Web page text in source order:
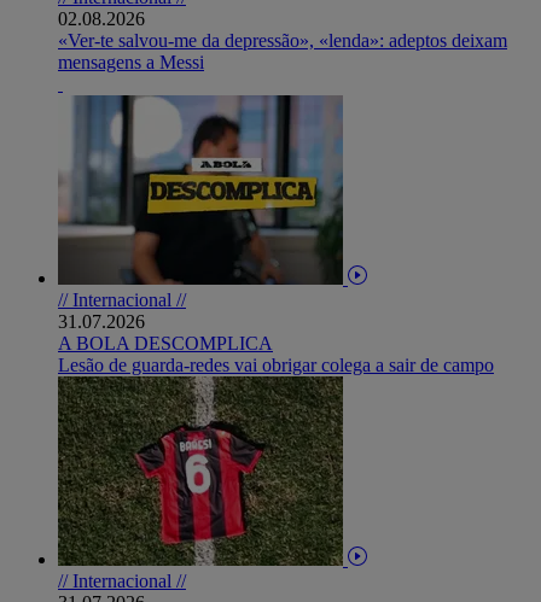
02.08.2026
«Ver-te salvou-me da depressão», «lenda»: adeptos deixam
mensagens a Messi
// Internacional //
31.07.2026
A BOLA DESCOMPLICA
Lesão de guarda-redes vai obrigar colega a sair de campo
// Internacional //